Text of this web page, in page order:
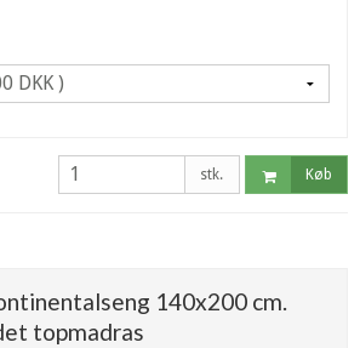
stk. Køb
140x200 cm.
topmadras